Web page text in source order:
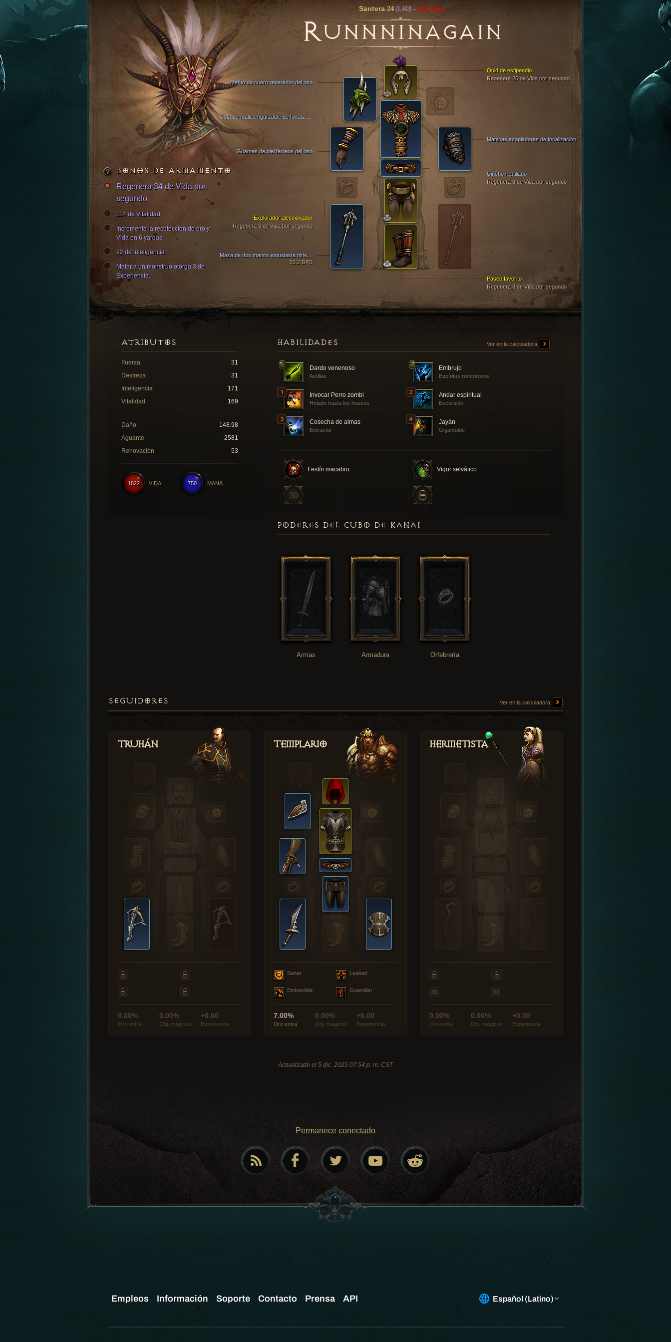
Santera24 (1,443) - Extremo
RUNNNINAGAIN
Quid de estipendio
Regenera 25 de Vida por segundo
Paseo favorito
Regenera 3 de Vida por segundo
Guantes de piel férreos del oso
Manto de cuero reparador del oso
Explorador aleccionador
Regenera 3 de Vida por segundo
Manicas acopiadoras de focalización
Maza de dos manos entusiasta hiriente
53.2 DPS
Cincho reptiliano
Regenera 3 de Vida por segundo
BONOS DE ARMAMENTO
Regenera 34 de Vida por
segundo
114 de Vitalidad
Incrementa la recolección de oro y
Vida en 6 yardas.
92 de Inteligencia
Matar a un monstruo otorga 3 de
Experiencia.
HABILIDADES Ver en la calculadora
Dardo venenoso
Astillas
Embrujo
Espíritus rencorosos
Invocar Perro zombi
Helado hasta los huesos
Andar espiritual
Excursión
Cosecha de almas
Extractor
Jayán
Gigantoide
Festín macabro Vigor selvático
ATRIBUTOS
Fuerza
31
Destreza
31
Inteligencia
171
Vitalidad
169
Daño
148.98
Aguante
2581
Renovación
53
750 MANÁ
1822 VIDA
PODERES DEL CUBO DE KANAI
Armas Armadura Orfebrería
SEGUIDORES Ver en la calculadora
Truhán
0.00%
Oro extra
0.00%
Obj. mágicos
+0.00
Experiencia
Templario
Sanar Lealtad
Embestida Guardián
7.00%
Oro extra
0.00%
Obj. mágicos
+0.00
Experiencia
Hermetista
0.00%
Oro extra
0.00%
Obj. mágicos
+0.00
Experiencia
Actualizado el 5 dic. 2025 07:54 p. m. CST
Permanece conectado